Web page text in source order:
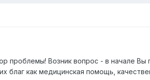
проблемы! Возник вопрос - в начале
благ как медицинская помощь,